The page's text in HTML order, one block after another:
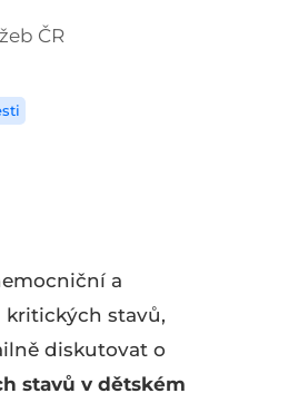
ČR
a
kritických stavů,
diskutovat o
stavů v dětském